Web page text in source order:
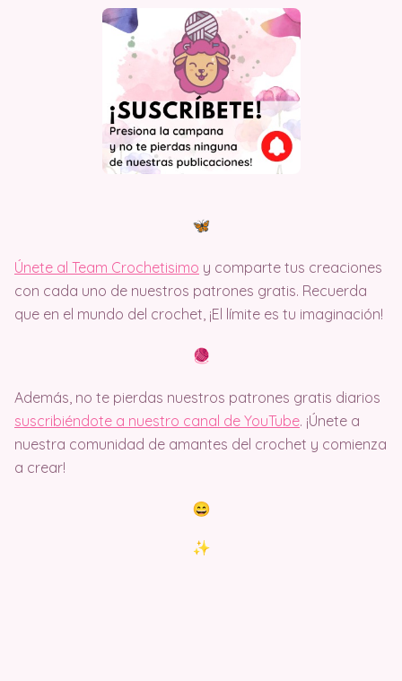
Únete al Team Crochetisimo y comparte tus creaciones
con cada uno de nuestros patrones gratis. Recuerda
que en el mundo del crochet, ¡El límite es tu imaginación!
Además, no te pierdas nuestros patrones gratis diarios
suscribiéndote a nuestro canal de YouTube. ¡Únete a
nuestra comunidad de amantes del crochet y comienza
a crear!